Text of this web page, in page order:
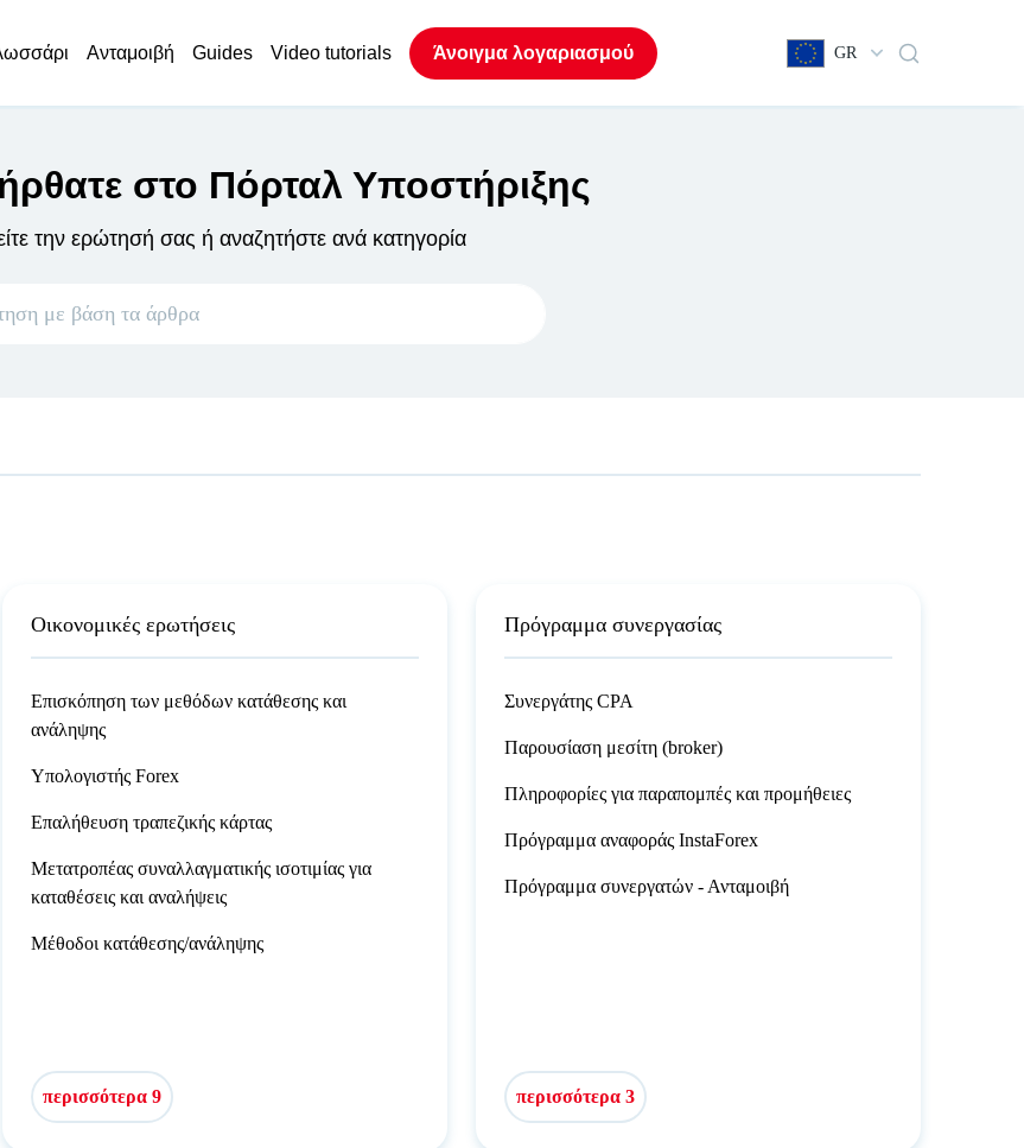
Ανταμοιβή Guides Video tutorials Άνοιγμα λογαριασμού GR
στο Πόρταλ Υποστήριξης
την ερώτησή σας ή αναζητήστε ανά κατηγορία
Οικονομικές ερωτήσεις
Επισκόπηση των μεθόδων κατάθεσης και
ανάληψης
Υπολογιστής Forex
Επαλήθευση τραπεζικής κάρτας
Μετατροπέας συναλλαγματικής ισοτιμίας για
καταθέσεις και αναλήψεις
Μέθοδοι κατάθεσης/ανάληψης
περισσότερα 9
Πρόγραμμα συνεργασίας
Συνεργάτης CPA
Παρουσίαση μεσίτη (broker)
Πληροφορίες για παραπομπές και προμήθειες
Πρόγραμμα αναφοράς InstaForex
Πρόγραμμα συνεργατών - Ανταμοιβή
περισσότερα 3